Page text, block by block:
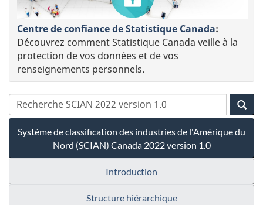
Centre de confiance de Statistique Canada:
Découvrez comment Statistique Canada veille à la
protection de vos données et de vos
renseignements personnels.
Système de classification des industries de l'Amérique du
Nord (SCIAN) Canada 2022 version 1.0
Introduction
Structure hiérarchique